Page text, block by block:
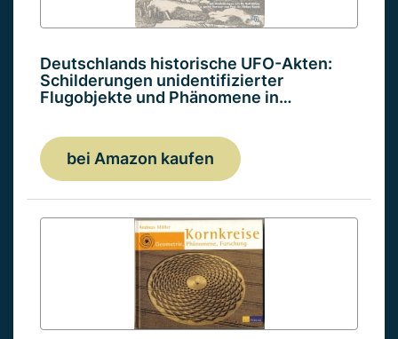
Deutschlands historische UFO-Akten:
Schilderungen unidentifizierter
Flugobjekte und Phänomene in…
bei Amazon kaufen